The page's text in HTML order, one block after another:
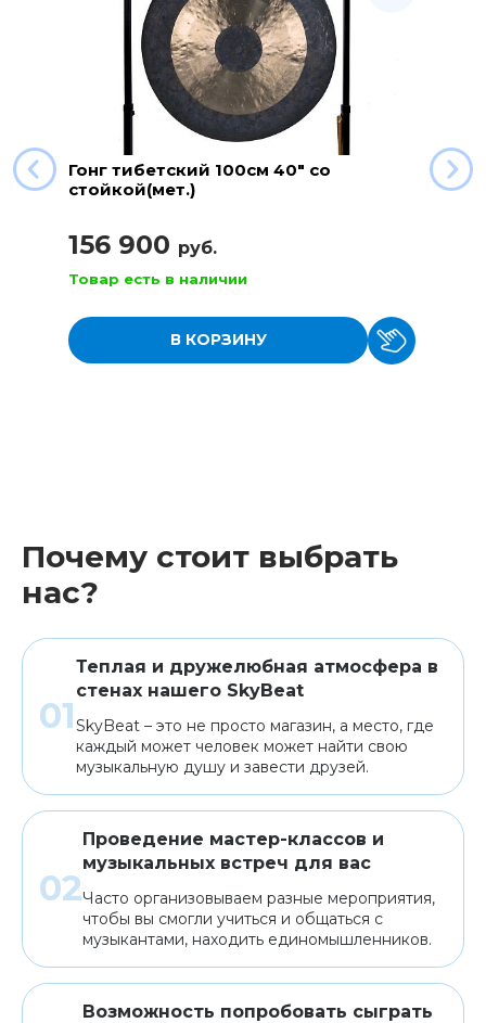
Гонг тибетский 100см 40" со
стойкой(мет.)
156 900 руб.
Товар есть в наличии
В КОРЗИНУ
Почему стоит выбрать
нас?
Теплая и дружелюбная атмосфера в
стенах нашего SkyBeat
SkyBeat – это не просто магазин, а место, где
каждый может человек может найти свою
музыкальную душу и завести друзей.
Проведение мастер-классов и
музыкальных встреч для вас
Часто организовываем разные мероприятия,
чтобы вы смогли учиться и общаться с
музыкантами, находить единомышленников.
Возможность попробовать сыграть